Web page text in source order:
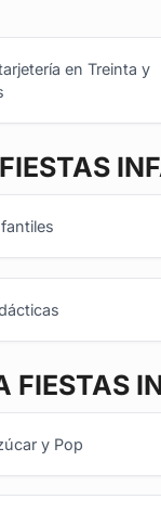
en Treinta y
FIESTAS
y Pop